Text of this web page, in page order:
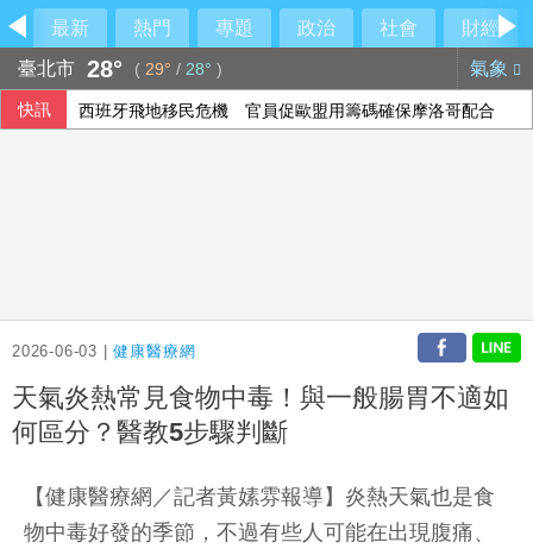
最新 熱門 專題 政治 社會
財經
臺北市 28° ( 29° / 28° ) 氣象
快訊 西班牙飛地移民危機 官員促歐盟用籌碼確保摩洛哥配合
2026-06-03 |健康醫療網
天氣炎熱常見食物中毒！與一般腸胃不適如
何區分？醫教5步驟判斷
【健康醫療網／記者黃嫊雰報導】炎熱天氣也是食
物中毒好發的季節，不過有些人可能在出現腹痛、